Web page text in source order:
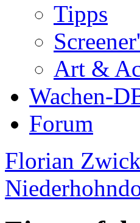
Tipps
Art &
Wachen-
Forum
Florian